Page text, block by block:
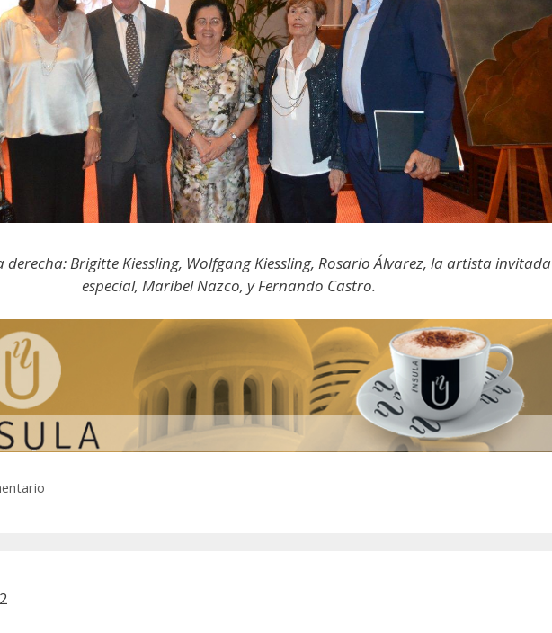
derecha: Brigitte Kiessling, Wolfgang Kiessling, Rosario Álvarez, la artista invitada
especial, Maribel Nazco, y Fernando Castro.
2